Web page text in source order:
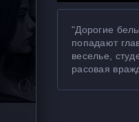
"Дорогие
попадают
веселье,
расовая